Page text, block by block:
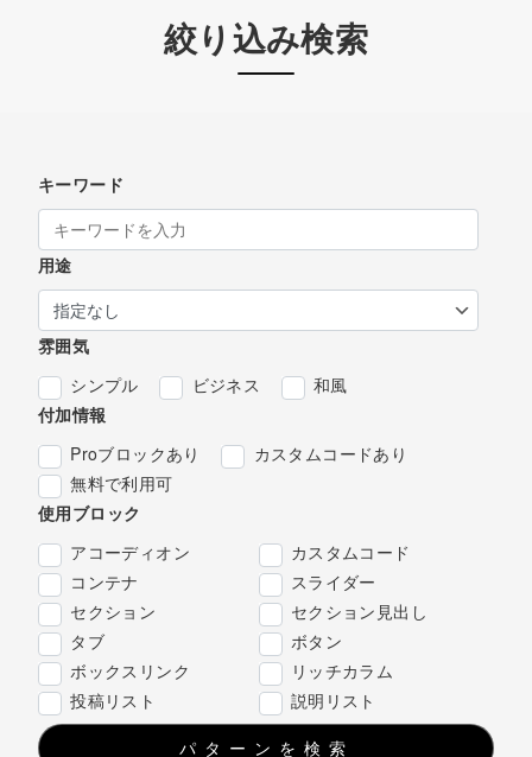
絞り込み検索
キーワード
用途
雰囲気
シンプル
ビジネス
和風
付加情報
Proブロックあり
カスタムコードあり
無料で利用可
使用ブロック
アコーディオン
カスタムコード
コンテナ
スライダー
セクション
セクション見出し
タブ
ボタン
ボックスリンク
リッチカラム
投稿リスト
説明リスト
パターンを検索